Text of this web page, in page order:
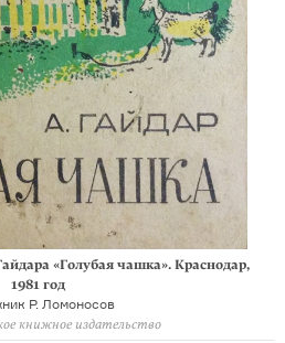
«Голубая чашка». Краснодар,
1981 год
Р. Ломоносов
книжное издательство